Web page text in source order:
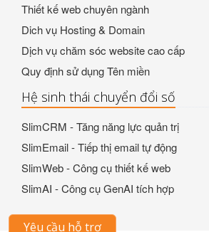
Thiết kế web chuyên ngành
Dich vụ Hosting & Domain
Dịch vụ chăm sóc website cao cấp
Quy định sử dụng Tên miền
Hệ sinh thái chuyển đổi số
SlimCRM - Tăng năng lực quản trị
SlimEmail - Tiếp thị email tự động
SlimWeb - Công cụ thiết kế web
SlimAI - Công cụ GenAI tích hợp
Yêu cầu hỗ trợ